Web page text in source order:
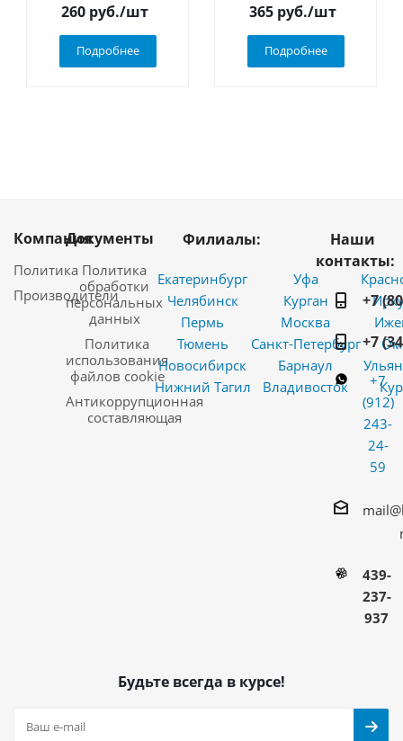
260 руб./шт
Подробнее
365 руб./шт
Подробнее
Компания
Политика
Производители
Документы
Политика
обработки
персональных
данных
Политика
использования
файлов cookie
Антикоррупционная
составляющая
Филиалы:
Екатеринбург
Челябинск
Пермь
Тюмень
Новосибирск
Нижний Тагил
Уфа
Курган
Москва
Санкт-Петербург
Барнаул
Владивосток
Наши
контакты:
+7
+7
+7
(912)
243-
24-
59
439-
237-
937
Будьте всегда в курсе!